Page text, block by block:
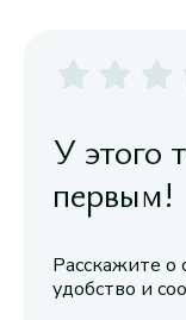
У этого
первым!
Расскажите о
удобство и